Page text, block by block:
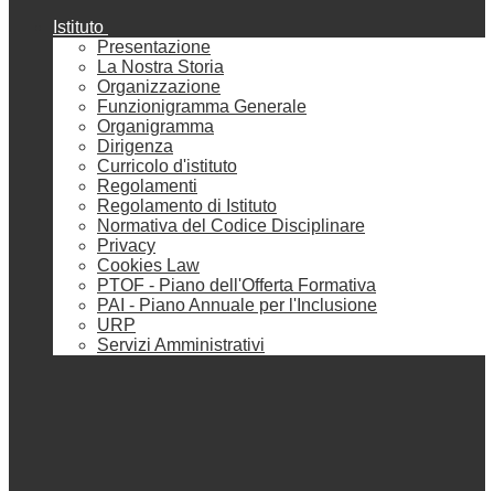
Istituto
Presentazione
La Nostra Storia
Organizzazione
Funzionigramma Generale
Organigramma
Dirigenza
Curricolo d'istituto
Regolamenti
Regolamento di Istituto
Normativa del Codice Disciplinare
Privacy
Cookies Law
PTOF - Piano dell'Offerta Formativa
PAI - Piano Annuale per l'Inclusione
URP
Servizi Amministrativi